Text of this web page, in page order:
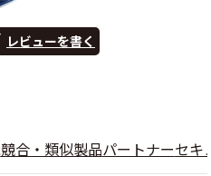
レビューを書く
競合・類似製品パートナーセキ